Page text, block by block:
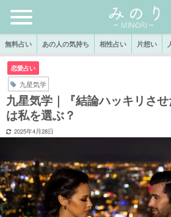
無料占い あの人の気持ち 相性占い 片想い
恋愛占い
九星気学
九星気学｜『結論ハッキリさ
は私を選ぶ？
2025年4月28日